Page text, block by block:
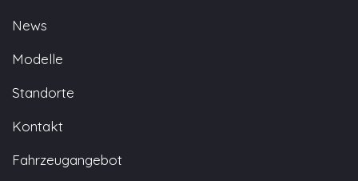
News
Modelle
Standorte
Kontakt
Fahrzeugangebot